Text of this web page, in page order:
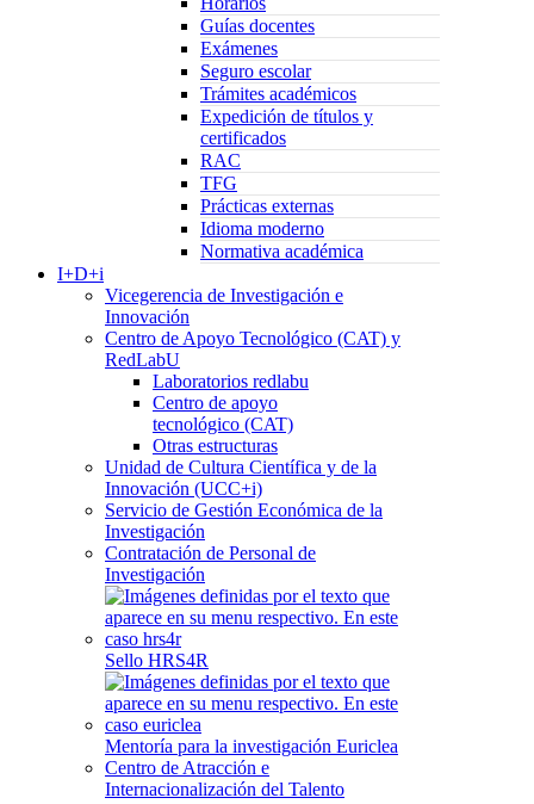
Guías docentes
Exámenes
Seguro escolar
Trámites académicos
Expedición de títulos y
certificados
RAC
TFG
Prácticas externas
Idioma moderno
Normativa académica
I+D+i
Vicegerencia de Investigación e
Innovación
Centro de Apoyo Tecnológico (CAT) y
RedLabU
Laboratorios redlabu
Centro de apoyo
tecnológico (CAT)
Otras estructuras
Unidad de Cultura Científica y de la
Innovación (UCC+i)
Servicio de Gestión Económica de la
Investigación
Contratación de Personal de
Investigación
Sello HRS4R
Mentoría para la investigación Euriclea
Centro de Atracción e
Internacionalización del Talento